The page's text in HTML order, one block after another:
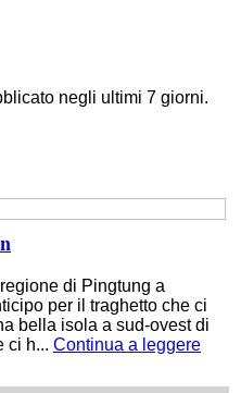
negli ultimi 7 giorni.
di Pingtung a
per il traghetto che ci
bella isola a sud-ovest di
ci h... Continua a leggere